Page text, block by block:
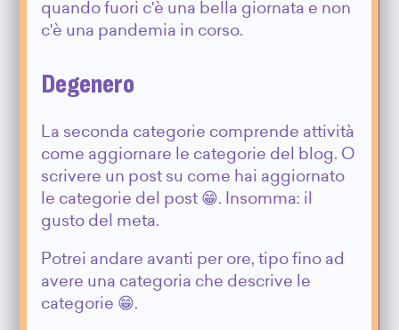
quando fuori c'è una bella giornata e non
c'è una pandemia in corso.
Degenero
La seconda categorie comprende attività
come aggiornare le categorie del blog. O
scrivere un post su come hai aggiornato
le categorie del post 😁. Insomma: il
gusto del meta.
Potrei andare avanti per ore, tipo fino ad
avere una categoria che descrive le
categorie 😁.